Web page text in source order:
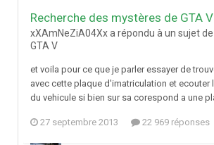
Recherche des mystères de GTA V
xXAmNeZiA04Xx a répondu à un sujet
GTA V
et voila pour ce que je parler essayer de
avec cette plaque d'imatriculation et ecouter
du vehicule si bien sur sa corespond a une
27 septembre 2013 22 969 réponses